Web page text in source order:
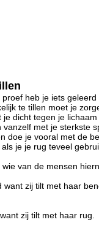
proef heb je iets
te tillen moet je
je dicht tegen je
vanzelf met je sterkste
doe je vooral met de
je je rug teveel
wie van de mensen
want zij tilt met haar
zij tilt met haar rug.